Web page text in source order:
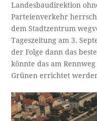
Landesbaudirektion
Parteienverkehr
dem Stadtzentrum
Tageszeitung am 3.
der Folge dann das
könnte das am
Grünen errichtet